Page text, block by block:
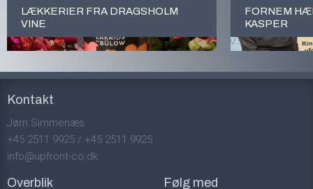
LÆKKERIER FRA DRAGSHOLM
VINE
FORNEM
KASPER
Kontakt
Jørn Simmenæs
+45 2511 9925 / +45 2511 9925
info@upfront-co.dk
Overblik Følg med